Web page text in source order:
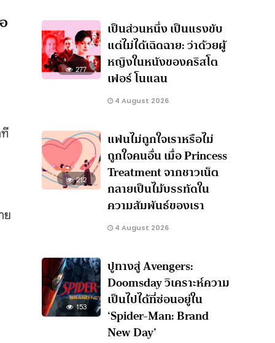
ย
277
เป็นส่วนหนึ่ง เป็นแรงขับ
แต่ไม่ได้เฉิดฉาย: ว่าด้วยผู้
หญิงในหนังของคริสโต
เฟอร์ โนแลน
4 August 2026
212
แฟนไม่ถูกใจเราหรือไม่
ถูกใจคนอื่น เมื่อ Princess
Treatment จากชาวเน็ต
กลายเป็นไม้บรรทัดใน
ความสัมพันธ์ของเรา
4 August 2026
153
ปูทางสู่ Avengers:
Doomsday วิเคราะห์ความ
เป็นไปได้ที่ซ่อนอยู่ใน
‘Spider-Man: Brand
New Day’